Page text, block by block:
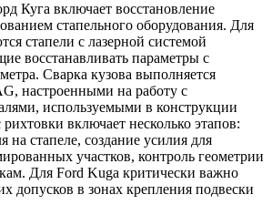
Куга включает восстановление
стапельного оборудования. Для
стапели с лазерной системой
восстанавливать параметры с
Сварка кузова выполняется
настроенными на работу с
используемыми в конструкции
включает несколько этапов:
на стапеле, создание усилия для
участков, контроль геометрии
Для Ford Kuga критически важно
допусков в зонах крепления подвески